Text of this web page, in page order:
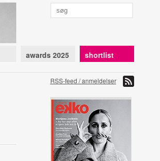
awards 2025 shortlist
RSS-feed / anmeldelser